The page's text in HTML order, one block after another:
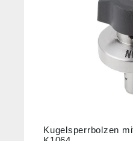
Kugelsperrbolzen